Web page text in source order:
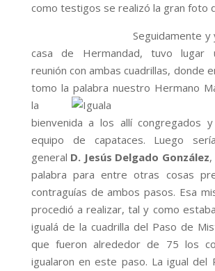
como testigos se realizó la gran foto
Seguidamente y ya
casa de Hermandad, tuvo lugar
reunión con ambas cuadrillas, donde
tomo la palabra nuestro Hermano
la
bienvenida a los allí congregados
equipo de capataces. Luego
general D. Jesús Delgado González
palabra para entre otras cosas
contraguías de ambos pasos. Esa
procedió a realizar, tal y como
igualá de la cuadrilla del Paso de
que fueron alrededor de 75 los
igualaron en este paso. La igual del